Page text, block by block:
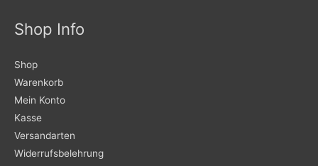
Shop Info
Shop
Warenkorb
Mein Konto
Kasse
Versandarten
Widerrufsbelehrung